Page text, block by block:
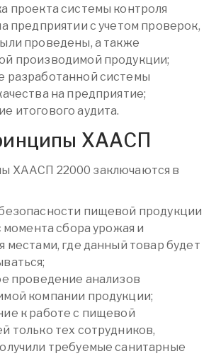
проекта системы контроля
предприятии с учетом проверок,
проведены, а также
производимой продукции;
разработанной системы
на предприятие;
итогового аудита.
ХААСП
ХААСП 22000 заключаются в
пищевой продукции
момента сбора урожая и
местами, где данный товар будет
проведение анализов
компании продукции;
к работе с пищевой
только тех сотрудников,
требуемые санитарные